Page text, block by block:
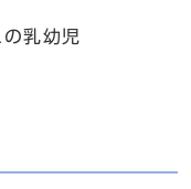
乳幼児